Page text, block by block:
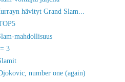
hävityt Grand Slam...
mahdollisuus
3
number one (again)